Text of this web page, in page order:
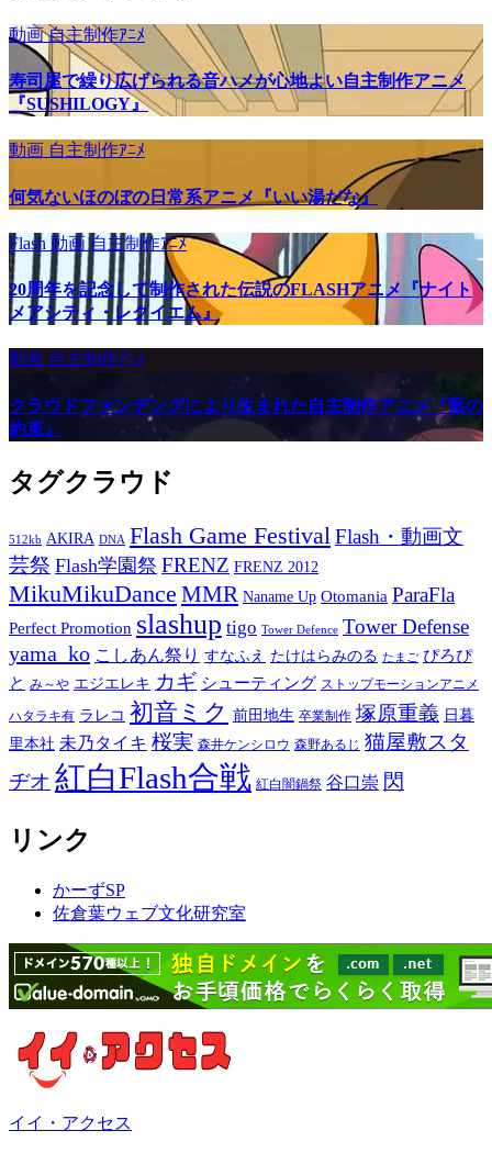
動画自主制作ｱﾆﾒ
寿司屋で繰り広げられる音ハメが心地よい自主制作アニメ
『SUSHILOGY』
動画 自主制作ｱﾆﾒ
何気ないほのぼの日常系アニメ『いい湯だな』
Flash 動画自主制作ｱﾆﾒ
20周年を記念して制作された伝説のFLASHアニメ『ナイト
メアシティ・レクイエム』
動画 自主制作ｱﾆﾒ
クラウドファンデングにより生まれた自主制作アニメ『藍の
約束』
タグクラウド
512kb AKIRA DNA Flash Game Festival Flash・動画文
芸祭 Flash学園祭 FRENZ FRENZ 2012
MikuMikuDance MMR Naname Up Otomania ParaFla
Perfect Promotion slashup tigo Tower Defence Tower Defense
yama_ko こしあん祭り すなふえ たけはらみのる たまご ぴろぴ
と み～や エジエレキ カギ シューティング ストップモーションアニメ
ハタラキ有 ラレコ 初音ミク 前田地生 卒業制作 塚原重義 日暮
里本社 未乃タイキ 桜実 森井ケンシロウ 森野あるじ 猫屋敷スタ
ヂオ 紅白Flash合戦 紅白闇鍋祭 谷口崇 閃
リンク
かーずSP
佐倉葉ウェブ文化研究室
イイ・アクセス